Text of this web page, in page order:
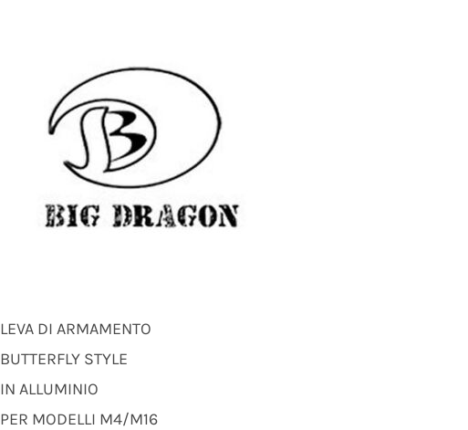
LEVA DI ARMAMENTO
BUTTERFLY STYLE
IN ALLUMINIO
PER MODELLI M4/M16